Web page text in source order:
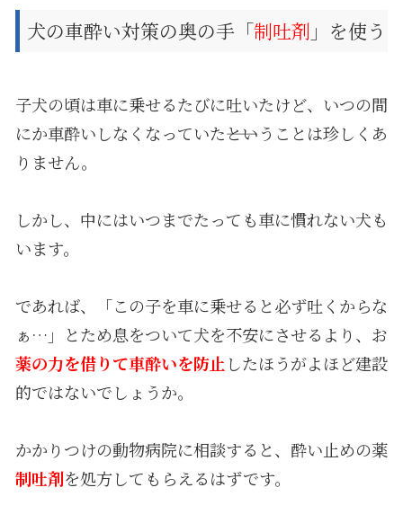
犬の車酔い対策の奥の手「制吐剤 」を使う
子犬の頃は車に乗せるたびに吐いたけど、いつの間
にか車酔いしなくなっていた――ということは珍しくあ
りません。
しかし、中にはいつまでたっても車に慣れない犬も
います。
であれば、「この子を車に乗せると必ず吐くからな
ぁ…」とため息をついて犬を不安にさせるより、お
薬の力を借りて車酔いを防止 したほうがよほど建設
的ではないでしょうか。
かかりつけの動物病院に相談すると、酔い止めの薬――
制吐剤を処方してもらえるはずです。